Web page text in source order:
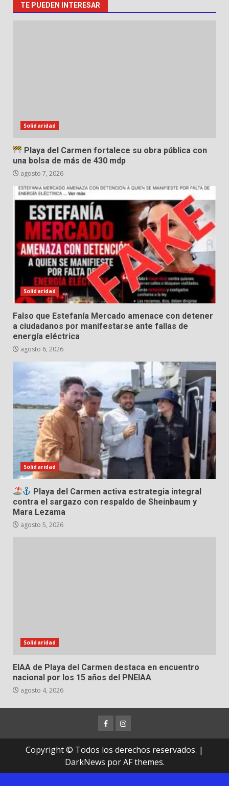
TE PUEDEN INTERESAR
Solidaridad
Playa del Carmen fortalece su obra pública con
una bolsa de más de 430 mdp
agosto 7, 2026
Solidaridad
Falso que Estefanía Mercado amenace con detener
a ciudadanos por manifestarse ante fallas de
energía eléctrica
agosto 6, 2026
Solidaridad
Playa del Carmen activa estrategia integral
contra el sargazo con respaldo de Sheinbaum y
Mara Lezama
agosto 5, 2026
Solidaridad
EIAA de Playa del Carmen destaca en encuentro
nacional por los 15 años del PNEIAA
agosto 4, 2026
FacebookInstagram
Copyright © Todos los derechos reservados. |
DarkNews por AF themes.